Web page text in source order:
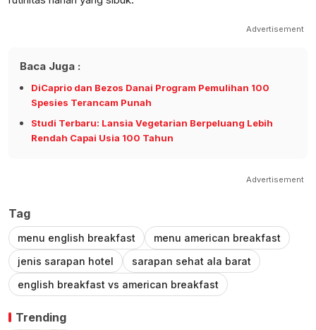
Advertisement
Baca Juga :
DiCaprio dan Bezos Danai Program Pemulihan 100
Spesies Terancam Punah
Studi Terbaru: Lansia Vegetarian Berpeluang Lebih
Rendah Capai Usia 100 Tahun
Advertisement
Tag
menu english breakfast
menu american breakfast
jenis sarapan hotel
sarapan sehat ala barat
english breakfast vs american breakfast
Trending